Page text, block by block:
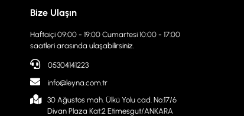
Bize Ulaşın
Haftaiçi 09:00 - 19:00 Cumartesi 10:00 - 17:00
saatleri arasında ulaşabilirsiniz.
05304141223
info@leyna.com.tr
30 Ağustos mah. Ülkü Yolu cad. No:17/6
Divan Plaza Kat:2 Etimesgut/ANKARA